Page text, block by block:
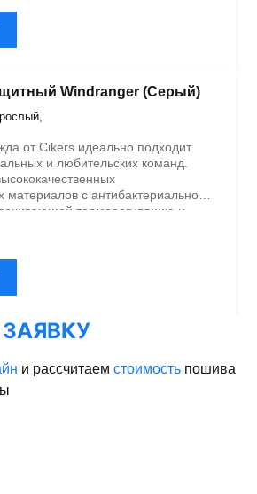
Windranger (Серый)
,
от Cikers идеально подходит
и любительских команд.
материалов с антибактериальной
терморегуляцию и
Одежда обладает
направлениях и стильным
ЗАЯВКУ
и рассчитаем стоимость пошива